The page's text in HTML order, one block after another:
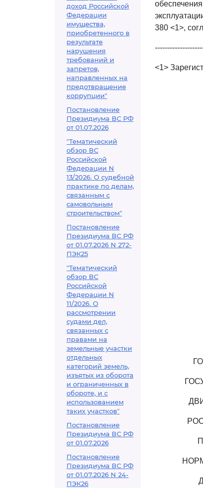
доход Российской
Федерации
имущества,
приобретенного в
результате
нарушения
требований и
запретов,
направленных на
предотвращение
коррупции"
Постановление
Президиума ВС РФ
от 01.07.2026
"Тематический
обзор ВС
Российской
Федерации N
13/2026. О судебной
практике по делам,
связанным с
самовольным
строительством"
Постановление
Президиума ВС РФ
от 01.07.2026 N 272-
ПЭК25
"Тематический
обзор ВС
Российской
Федерации N
11/2026. О
рассмотрении
судами дел,
связанных с
правами на
земельные участки
отдельных
категорий земель,
изъятых из оборота
и ограниченных в
обороте, и с
использованием
таких участков"
Постановление
Президиума ВС РФ
от 01.07.2026
Постановление
Президиума ВС РФ
от 01.07.2026 N 24-
ПЭК26
380 <1>,
<1>